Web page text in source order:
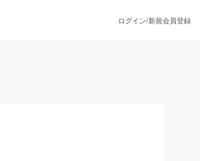
ログイン/新規会員登録